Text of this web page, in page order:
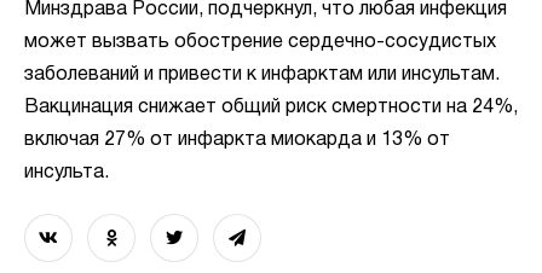
Минздрава России, подчеркнул, что любая инфекция
может вызвать обострение сердечно-сосудистых
заболеваний и привести к инфарктам или инсультам.
Вакцинация снижает общий риск смертности на 24%,
включая 27% от инфаркта миокарда и 13% от
инсульта.